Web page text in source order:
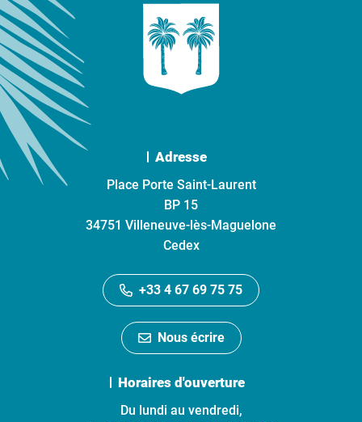
Adresse
Place Porte Saint-Laurent
BP 15
34751 Villeneuve-lès-Maguelone
Cedex
+33 4 67 69 75 75
Nous écrire
Horaires d'ouverture
Du lundi au vendredi,